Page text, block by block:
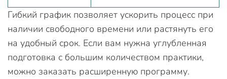
Гибкий график позволяет ускорить процесс при
наличии свободного времени или растянуть его
на удобный срок. Если вам нужна углубленная
подготовка с большим количеством практики,
можно заказать расширенную программу.